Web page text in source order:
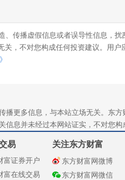
、传播虚假信息或者误导性信息，
关，不对您构成任何投资建议。用
播更多信息，与本站立场无关。东
信息并未经过本网站证实，不对您
易
富证券开户
富在线交易
关注东方财富
东方财富网微博
东方财富网微信